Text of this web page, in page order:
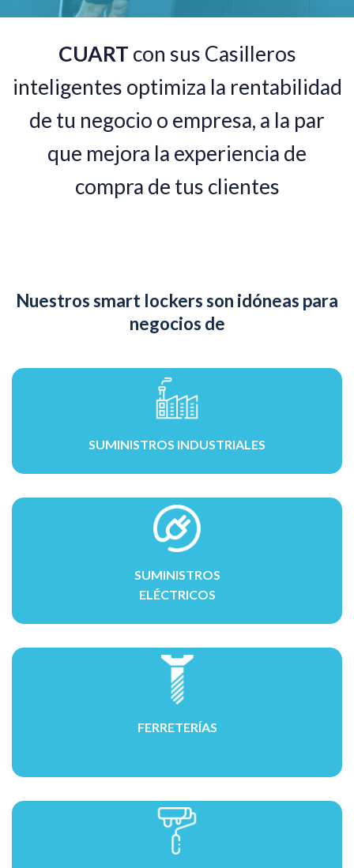
CUART con sus Casilleros
inteligentes optimiza la rentabilidad
de tu negocio o empresa, a la par
que mejora la experiencia de
compra de tus clientes
Nuestros smart lockers son idóneas para
negocios de
SUMINISTROS INDUSTRIALES
SUMINISTROS
ELÉCTRICOS
FERRETERÍAS